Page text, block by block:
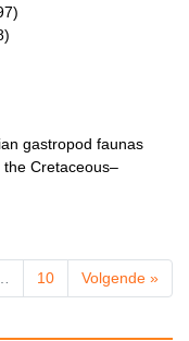
gastropod faunas
Cretaceous–
10 Volgende »